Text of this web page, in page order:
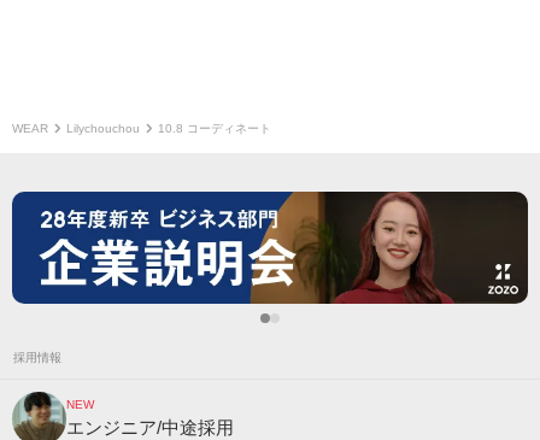
WEAR Lilychouchou 10.8 コーディネート
採用情報
NEW
エンジニア/中途採用